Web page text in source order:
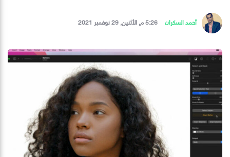
أحمد السكران 5:26 م, الأثنين, 29 نوفمبر 2021